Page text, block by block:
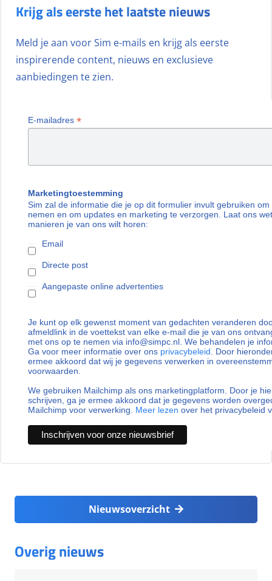
Krijg als eerste het laatste nieuws
Meld je aan voor Sim e-mails en krijg als eerste
inspirerende content, nieuws en exclusieve
aanbiedingen te zien.
E-mailadres *
Marketingtoestemming
Sim zal de informatie die je op dit formulier invult gebruiken
nemen en om updates en marketing te verzorgen. Laat ons
manieren je van ons wilt horen:
Email
Directe post
Aangepaste online advertenties
Je kunt op elk gewenst moment van gedachten veranderen
afmeldlink in de voettekst van elke e-mail die je van ons
met ons op te nemen via info@simpc.nl. We behandelen je
Ga voor meer informatie over ons privacybeleid . Door
ermee akkoord dat wij je gegevens verwerken in
voorwaarden.
We gebruiken Mailchimp als ons marketingplatform. Door je
schrijven, ga je ermee akkoord dat je gegevens worden
Mailchimp voor verwerking. Meer lezen over het privacybeleid
Nieuwsoverzicht
Overig nieuws